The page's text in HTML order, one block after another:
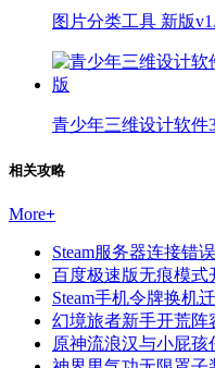
图片分类工具 新版
青少年三维设计软件
相关攻略
More+
Steam服务器连接错
百度极速版无痕模式
Steam手机令牌换机
幻境旅者新手开荒阵
原神流浪汉与小屁